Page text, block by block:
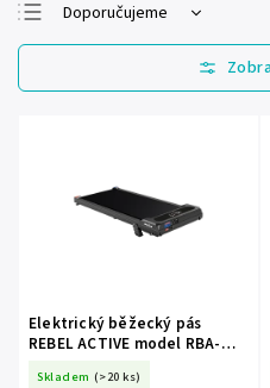
Doporučujeme
Nejlevnější
Nejdražší
Elektrický běžecký pás
REBEL ACTIVE model RBA-
Skladem (>20 ks)